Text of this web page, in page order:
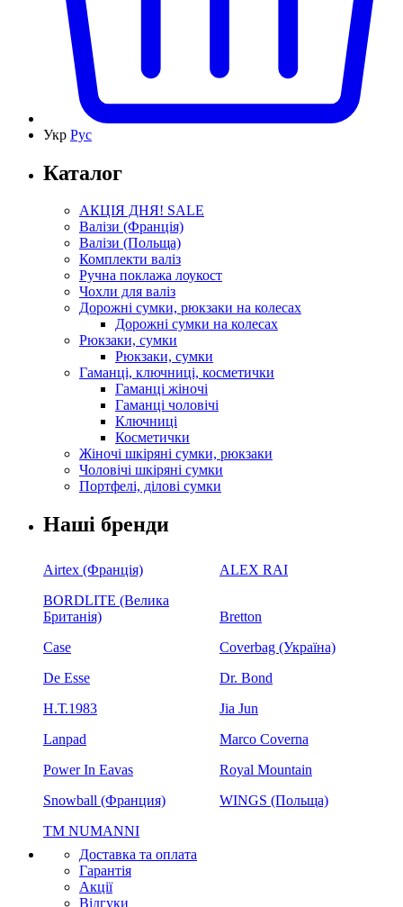
Укр Рус
Каталог
АКЦІЯ ДНЯ! SALE
Валізи (Франція)
Валізи (Польща)
Комплекти валіз
Ручна поклажа лоукост
Чохли для валіз
Дорожні сумки, рюкзаки на колесах
Дорожні сумки на колесах
Рюкзаки, сумки
Рюкзаки, сумки
Гаманці, ключниці, косметички
Гаманці жіночі
Гаманці чоловічі
Ключниці
Косметички
Жіночі шкіряні сумки, рюкзаки
Чоловічі шкіряні сумки
Портфелі, ділові сумки
Наші бренди
Airtex (Франція)
ALEX RAI
BORDLITE (Велика
Британія)
Bretton
Case
Coverbag (Україна)
De Esse
Dr. Bond
H.Т.1983
Jia Jun
Lanpad
Marco Coverna
Power In Eavas
Royal Mountain
Snowball (Франция)
WINGS (Польща)
ТМ NUMANNI
Доставка та оплата
Гарантія
Акції
Відгуки